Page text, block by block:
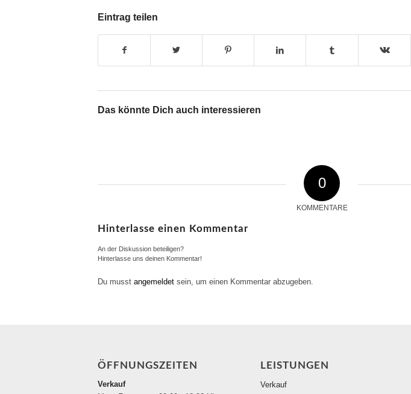
Eintrag teilen
Das könnte Dich auch interessieren
0
KOMMENTARE
Hinterlasse einen Kommentar
An der Diskussion beteiligen?
Hinterlasse uns deinen Kommentar!
Du musst angemeldet sein, um einen Kommentar abzugeben.
ÖFFNUNGSZEITEN
Verkauf
LEISTUNGEN
Verkauf